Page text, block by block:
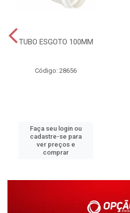
TUBO ESGOTO 100MM
Código: 28656
Faça seu login ou
cadastre-se para
ver preços e
comprar